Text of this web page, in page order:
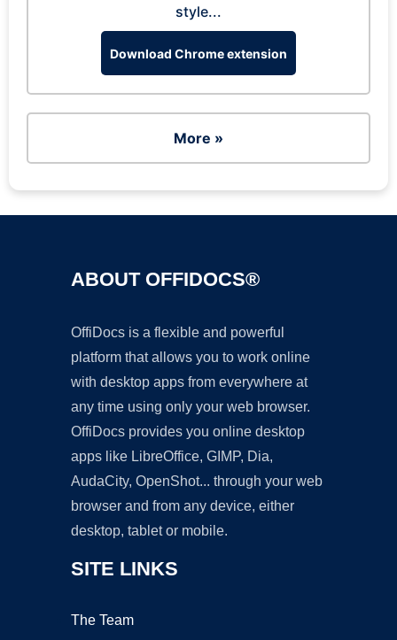
style...
Download Chrome extension
More »
ABOUT OFFIDOCS®
OffiDocs is a flexible and powerful
platform that allows you to work online
with desktop apps from everywhere at
any time using only your web browser.
OffiDocs provides you online desktop
apps like LibreOffice, GIMP, Dia,
AudaCity, OpenShot... through your web
browser and from any device, either
desktop, tablet or mobile.
SITE LINKS
The Team